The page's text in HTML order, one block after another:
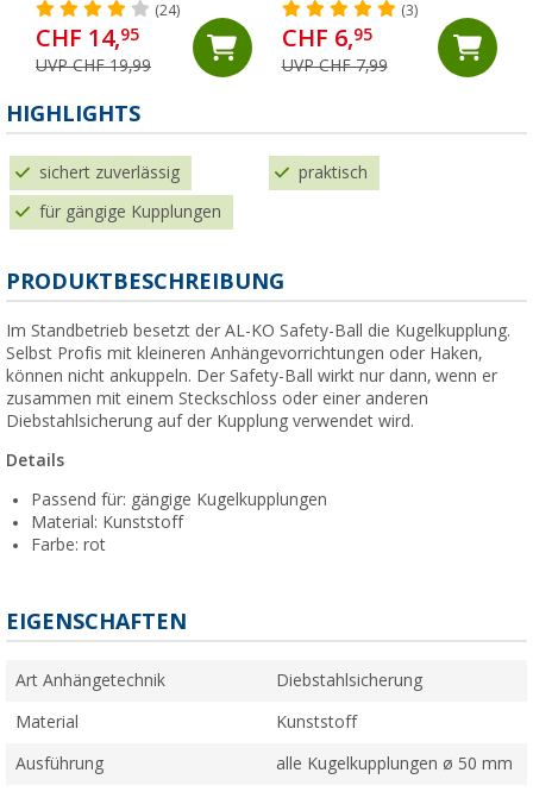
(24)
CHF 14,95
UVP CHF 19,99
(3)
CHF 6,95
UVP CHF 7,99
HIGHLIGHTS
sichert zuverlässig praktisch
für gängige Kupplungen
PRODUKTBESCHREIBUNG
Im Standbetrieb besetzt der AL-KO Safety-Ball die Kugelkupplung.
Selbst Profis mit kleineren Anhängevorrichtungen oder Haken,
können nicht ankuppeln. Der Safety-Ball wirkt nur dann, wenn er
zusammen mit einem Steckschloss oder einer anderen
Diebstahlsicherung auf der Kupplung verwendet wird.
Details
Passend für: gängige Kugelkupplungen
Material: Kunststoff
Farbe: rot
EIGENSCHAFTEN
Art Anhängetechnik Diebstahlsicherung
Material Kunststoff
Ausführung alle Kugelkupplungen ø 50 mm